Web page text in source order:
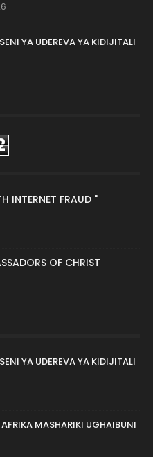
YA UDEREVA YA KIDIJITALI
INTERNET FRAUD "
OF CHRIST
YA UDEREVA YA KIDIJITALI
MASHARIKI UGHAIBUNI